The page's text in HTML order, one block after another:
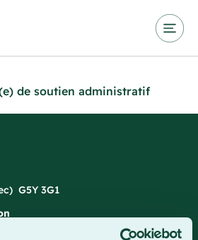
de soutien administratif
G5Y 3G1
à 15 h 45